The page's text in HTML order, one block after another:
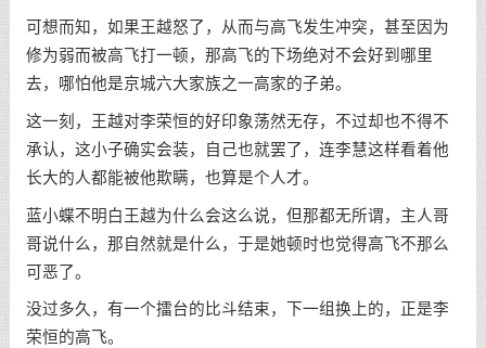
可想而知，如果王越怒了，从而与高飞发生冲突，甚至因为
修为弱而被高飞打一顿，那高飞的下场绝对不会好到哪里
去，哪怕他是京城六大家族之一高家的子弟。
这一刻，王越对李荣恒的好印象荡然无存，不过却也不得不
承认，这小子确实会装，自己也就罢了，连李慧这样看着他
长大的人都能被他欺瞒，也算是个人才。
蓝小蝶不明白王越为什么会这么说，但那都无所谓，主人哥
哥说什么，那自然就是什么，于是她顿时也觉得高飞不那么
可恶了。
没过多久，有一个擂台的比斗结束，下一组换上的，正是李
荣恒的高飞。